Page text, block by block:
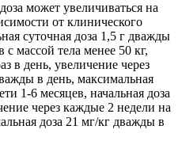
может увеличиваться на
от клинического
суточная доза 1,5 г дважды
массой тела менее 50 кг,
в день, увеличение через
в день, максимальная
1-6 месяцев, начальная доза
через каждые 2 недели на
доза 21 мг/кг дважды в